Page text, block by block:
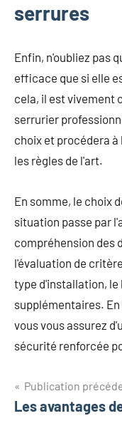
serrures
Enfin, n'oubliez pas
efficace que si elle
cela, il est vivement
serrurier
choix et procédera
les règles de l'art.
En somme, le choix
situation passe par
compréhension des
l'évaluation de
type d'installation,
supplémentaires.
vous vous assurez
sécurité renforcée
Navigation
de
Publication
Les avantages